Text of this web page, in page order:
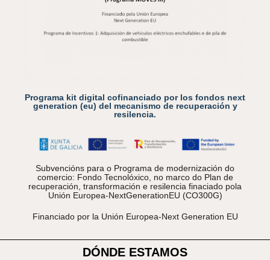
Programa kit digital cofinanciado por los fondos next
generation (eu) del mecanismo de recuperación y
resilencia.
Subvencións para o Programa de modernización do
comercio: Fondo Tecnolóxico, no marco do Plan de
recuperación, transformación e resilencia finaciado pola
Unión Europea-NextGenerationEU (CO300G)
Financiado por la Unión Europea-Next Generation EU
DÓNDE ESTAMOS